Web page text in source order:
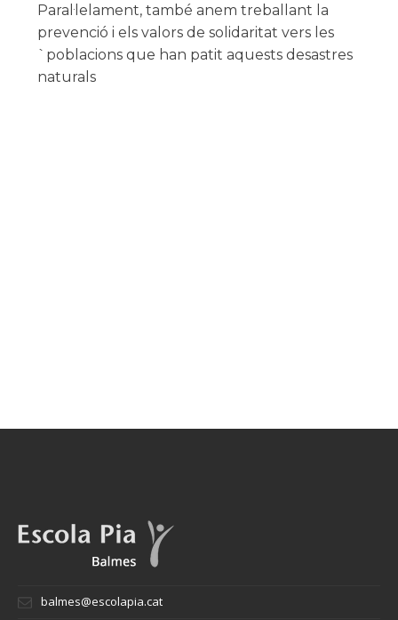
Paral·lelament, també anem treballant la
prevenció i els valors de solidaritat vers les
`poblacions que han patit aquests desastres
naturals
balmes@escolapia.cat